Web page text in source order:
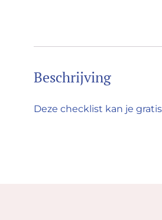
Beschrijving
Deze checklist kan je